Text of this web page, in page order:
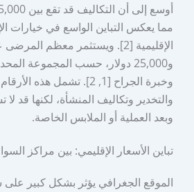
مما يعكس التباين الواسع في خيارات
و25,000 دولار، حسب المجموعة
وخبرة الجراح [1, 2]. تشمل هذه
والتخدير وتكاليف المنشأة، لكنها قد لا
وبعد العملية أو الملابس الخاصة.
تباين الأسعار الإقليمي: بين مراكز
الموقع الجغرافي يؤثر بشكل كبير